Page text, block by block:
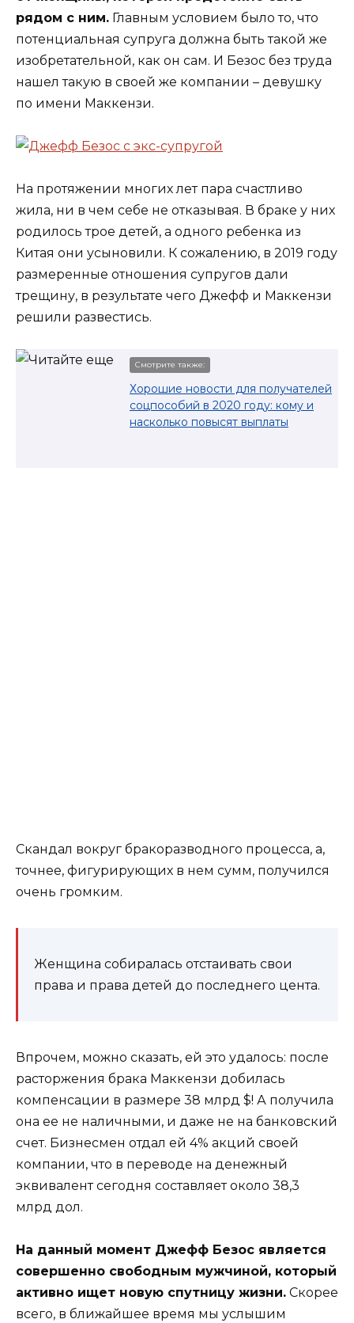
рядом с ним. Главным условием было то, что
потенциальная супруга должна быть такой же
изобретательной, как он сам. И Безос без труда
нашел такую в своей же компании – девушку
по имени Маккензи.
На протяжении многих лет пара счастливо
жила, ни в чем себе не отказывая. В браке у них
родилось трое детей, а одного ребенка из
Китая они усыновили. К сожалению, в 2019 году
размеренные отношения супругов дали
трещину, в результате чего Джефф и Маккензи
решили развестись.
Смотрите также:
Хорошие новости для получателей
соцпособий в 2020 году: кому и
насколько повысят выплаты
Скандал вокруг бракоразводного процесса, а,
точнее, фигурирующих в нем сумм, получился
очень громким.
Женщина собиралась отстаивать свои
права и права детей до последнего цента.
Впрочем, можно сказать, ей это удалось: после
расторжения брака Маккензи добилась
компенсации в размере 38 млрд $! А получила
она ее не наличными, и даже не на банковский
счет. Бизнесмен отдал ей 4% акций своей
компании, что в переводе на денежный
эквивалент сегодня составляет около 38,3
млрд дол.
На данный момент Джефф Безос является
совершенно свободным мужчиной, который
активно ищет новую спутницу жизни. Скорее
всего, в ближайшее время мы услышим